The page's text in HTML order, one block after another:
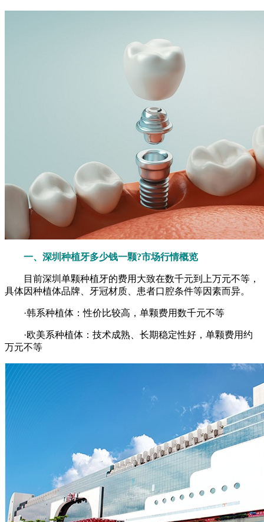
一、深圳种植牙多少钱一颗?市场行情概览
目前深圳单颗种植牙的费用大致在数千元到上万元不等，
具体因种植体品牌、牙冠材质、患者口腔条件等因素而异。
·韩系种植体：性价比较高，单颗费用数千元不等
·欧美系种植体：技术成熟、长期稳定性好，单颗费用约
万元不等